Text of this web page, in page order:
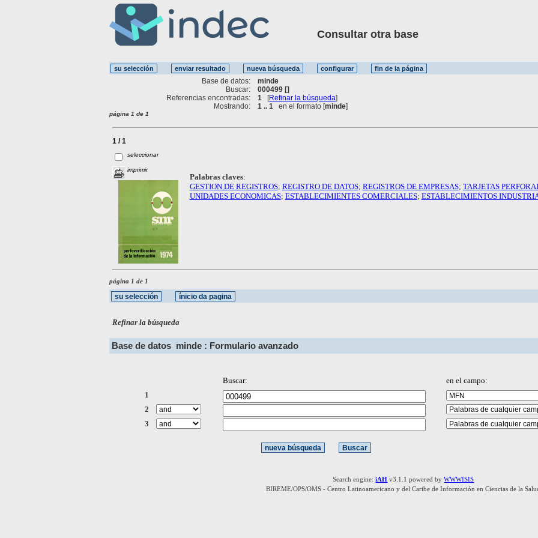
Consultar otra base
Base de datos:
minde
Buscar:
000499 []
Referencias encontradas:
1 [Refinar la búsqueda]
Mostrando:
1 .. 1 en el formato [minde]
página 1 de 1
1 / 1
seleccionar
imprimir
Palabras claves:
GESTION DE REGISTROS; REGISTRO DE DATOS; REGISTROS DE EMPRESAS; TARJETAS
UNIDADES ECONOMICAS; ESTABLECIMIENTES COMERCIALES; ESTABLECIMIENTOS
página 1 de 1
Refinar la búsqueda
Base de datos minde : Formulario avanzado
Buscar:
en el campo:
1
2
3
Search engine:iAH v3.1.1 powered byWWWISIS
BIREME/OPS/OMS - Centro Latinoamericano y del Caribe de Información en Ciencias de la